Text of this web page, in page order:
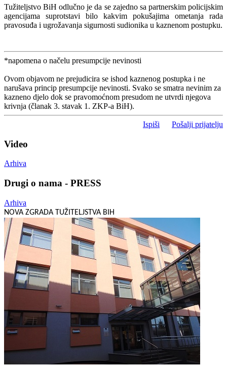
Tužiteljstvo BiH odlučno je da se zajedno sa partnerskim policijskim
agencijama suprotstavi bilo kakvim pokušajima ometanja rada
pravosuđa i ugrožavanja sigurnosti sudionika u kaznenom postupku.
*napomena o načelu presumpcije nevinosti
Ovom objavom ne prejudicira se ishod kaznenog postupka i ne
narušava princip presumpcije nevinosti. Svako se smatra nevinim za
kazneno djelo dok se pravomoćnom presudom ne utvrdi njegova
krivnja (članak 3. stavak 1. ZKP-a BiH).
Ispiši Pošalji prijatelju
Video
Arhiva
Drugi o nama - PRESS
Arhiva
NOVA ZGRADA TUŽITELJSTVA BIH